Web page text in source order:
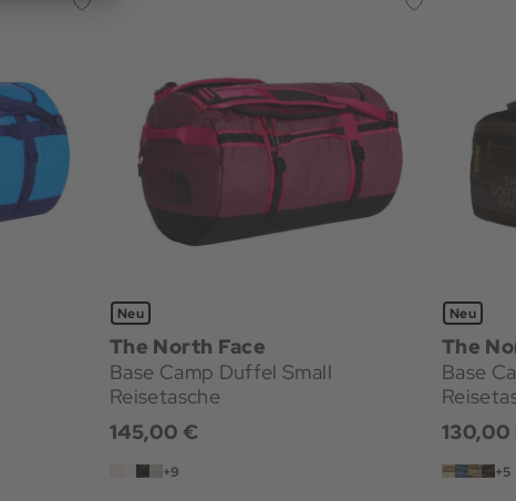
Neu
The North Face
Base Camp Duffel Small
Reisetasche
145,00 €
+9
Neu
The
Base
130,00
+5